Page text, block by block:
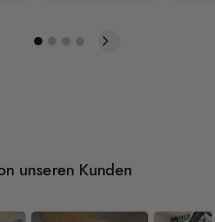
unseren Kunden